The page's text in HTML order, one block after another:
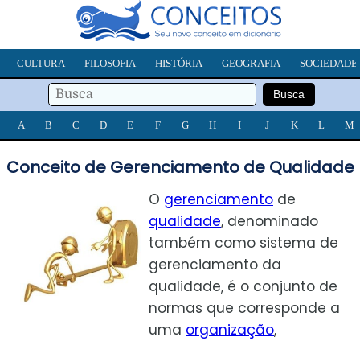
CULTURA FILOSOFIA HISTÓRIA GEOGRAFIA SOCIEDADE
A B C D E F G H I J K L M
Conceito de Gerenciamento de Qualidade
O gerenciamento de
qualidade, denominado
também como sistema de
gerenciamento da
qualidade, é o conjunto de
normas que corresponde a
uma organização,